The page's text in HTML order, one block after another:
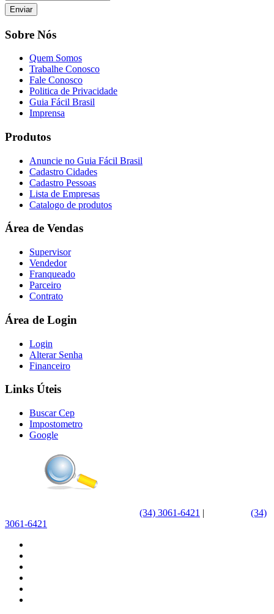
Sobre Nós
Quem Somos
Trabalhe Conosco
Fale Conosco
Politica de Privacidade
Guia Fácil Brasil
Imprensa
Produtos
Anuncie no Guia Fácil Brasil
Cadastro Cidades
Cadastro Pessoas
Lista de Empresas
Catalogo de produtos
Área de Vendas
Supervisor
Vendedor
Franqueado
Parceiro
Contrato
Área de Login
Login
Alterar Senha
Financeiro
Links Úteis
Buscar Cep
Impostometro
Google
(34) 3061-6421 |
(34)
3061-6421